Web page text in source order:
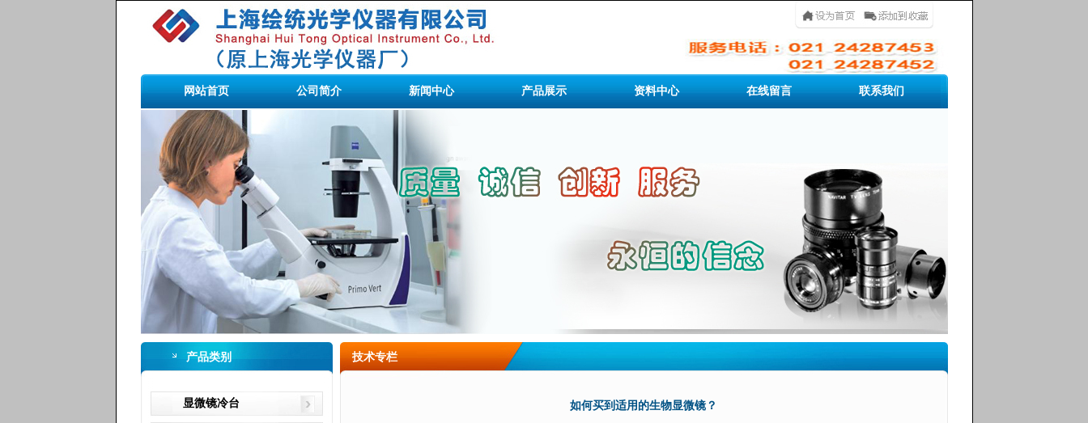
网站首页 公司简介 新闻中心 产品展示 资料中心 在线留言 联系我们
产品类别
显微镜冷台
技术专栏
如何买到适用的生物显微镜？